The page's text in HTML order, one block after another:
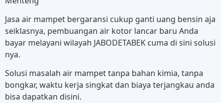
Jasa air mampet bergaransi cukup ganti uang bensin aja
seiklasnya, pembuangan air kotor lancar baru Anda
bayar melayani wilayah JABODETABEK cuma di sini solusi
nya.
Solusi masalah air mampet tanpa bahan kimia, tanpa
bongkar, waktu kerja singkat dan biaya terjangkau anda
bisa dapatkan disini.